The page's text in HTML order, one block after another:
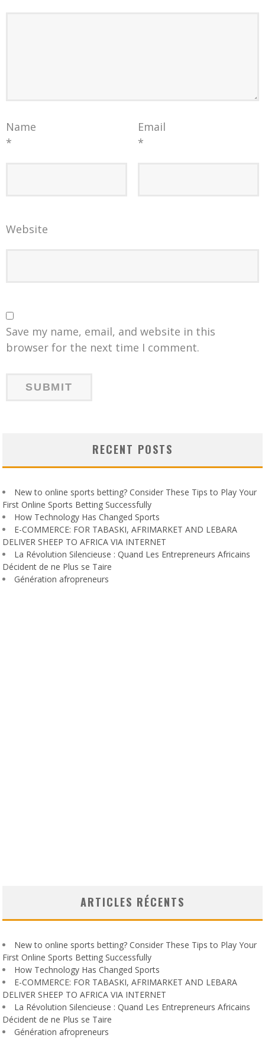
Name
*
Email
*
Website
Save my name, email, and website in this
browser for the next time I comment.
RECENT POSTS
New to online sports betting? Consider These Tips to Play Your
First Online Sports Betting Successfully
How Technology Has Changed Sports
E-COMMERCE: FOR TABASKI, AFRIMARKET AND LEBARA
DELIVER SHEEP TO AFRICA VIA INTERNET
La Révolution Silencieuse : Quand Les Entrepreneurs Africains
Décident de ne Plus se Taire
Génération afropreneurs
ARTICLES RÉCENTS
New to online sports betting? Consider These Tips to Play Your
First Online Sports Betting Successfully
How Technology Has Changed Sports
E-COMMERCE: FOR TABASKI, AFRIMARKET AND LEBARA
DELIVER SHEEP TO AFRICA VIA INTERNET
La Révolution Silencieuse : Quand Les Entrepreneurs Africains
Décident de ne Plus se Taire
Génération afropreneurs